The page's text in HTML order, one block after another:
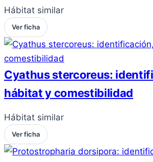
Hábitat similar
Ver ficha
Cyathus stercoreus:
hábitat y comestibilidad
Hábitat similar
Ver ficha